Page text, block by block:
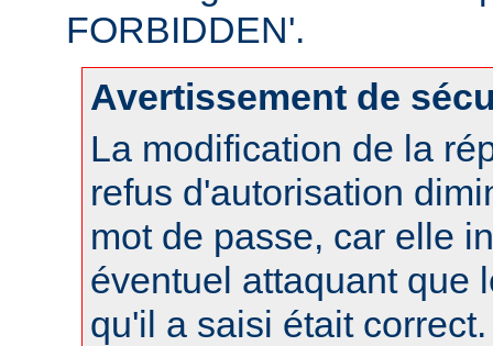
FORBIDDEN'.
Avertissement de
La modification de la
refus d'autorisation
mot de passe, car elle
éventuel attaquant que
qu'il a saisi était correct.